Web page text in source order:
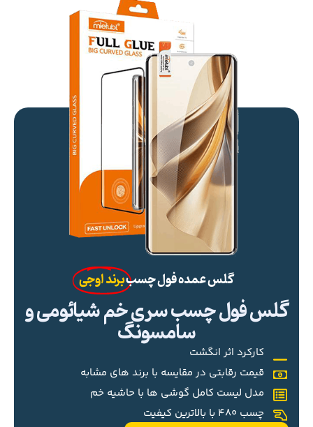
گلس عمده فول چسببرند اوجی
گلس فول چسب سری خم شیائومی و
سامسونگ
کارکرد اثر انگشت
قیمت رقابتی در مقایسه با برند های مشابه
مدل لیست کامل گوشی ها با حاشیه خم
چسب 480 با بالاترین کیفیت